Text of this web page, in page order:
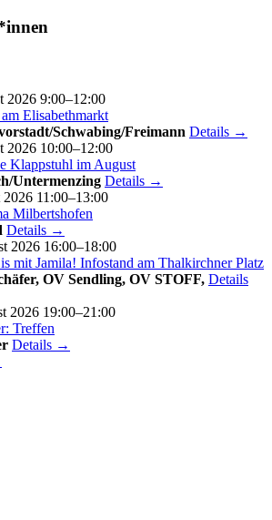
2026 9:00–12:00
Elisabethmarkt
Schwabing/Freimann Details →
2026 10:00–12:00
Klappstuhl im August
Untermenzing Details →
11:00–13:00
Milbertshofen
Details →
2026 16:00–18:00
mit Jamila! Infostand am Thalkirchner Platz
OV Sendling, OV STOFF, Details
2026 19:00–21:00
Treffen
Details →